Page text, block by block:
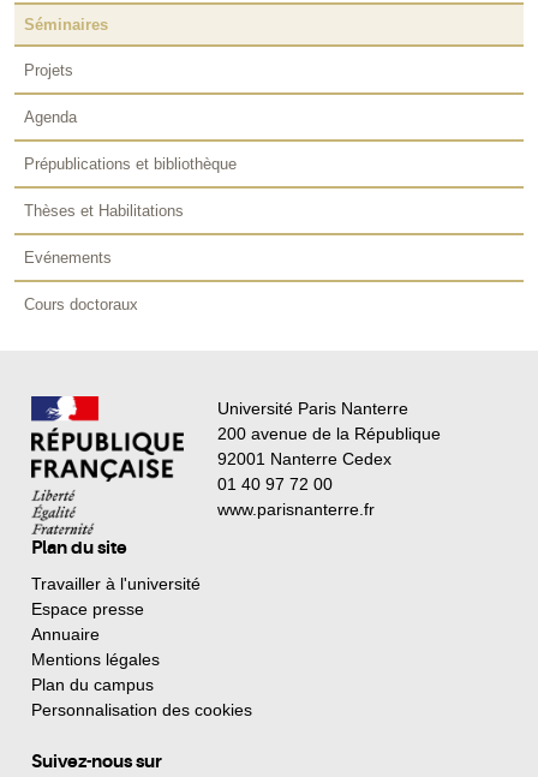
Séminaires
Projets
Agenda
Prépublications et bibliothèque
Thèses et Habilitations
Evénements
Cours doctoraux
Université Paris Nanterre
200 avenue de la République
92001 Nanterre Cedex
01 40 97 72 00
www.parisnanterre.fr
Plan du site
Travailler à l'université
Espace presse
Annuaire
Mentions légales
Plan du campus
Personnalisation des cookies
Suivez-nous sur